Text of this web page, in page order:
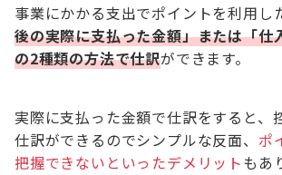
事業にかかる支出でポイントを利用し
後の実際に支払った金額」または「仕
の2種類の方法で仕訳ができます。
実際に支払った金額で仕訳をすると、
仕訳ができるのでシンプルな反面、 ポ
把握できないといったデメリットもあ